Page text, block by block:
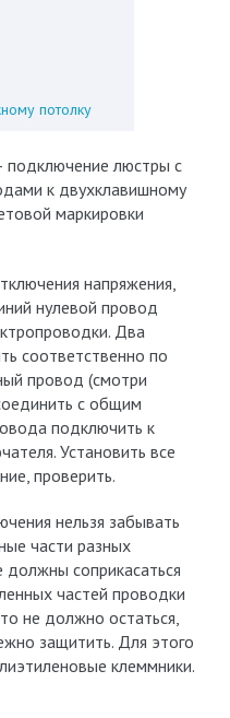
потолку
подключение люстры с
к двухклавишному
маркировки
напряжения,
нулевой провод
Два
соответственно по
провод (смотри
с общим
подключить к
Установить все
проверить.
нельзя забывать
части разных
соприкасаться
частей проводки
не должно остаться,
защитить. Для этого
клеммники.